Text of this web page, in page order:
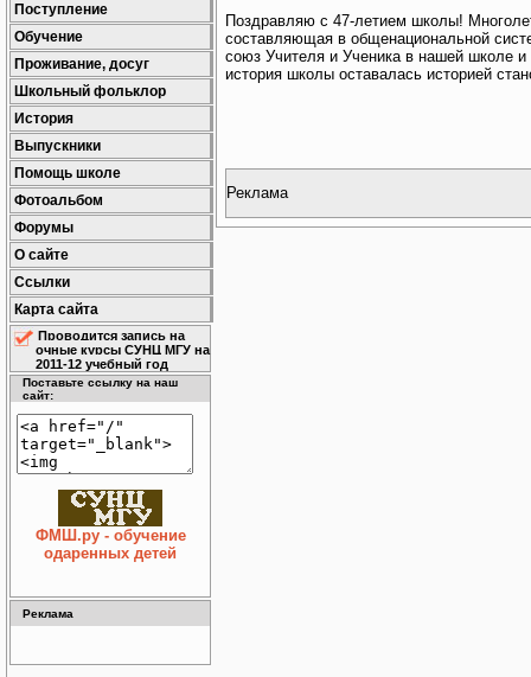
Поступление
Обучение
Проживание, досуг
Школьный фольклор
История
Выпускники
Помощь школе
Фотоальбом
Форумы
О сайте
Ссылки
Карта сайта
Проводится запись на
очные курсы СУНЦ МГУ на
2011-12 учебный год
Поставьте ссылку на наш
сайт:
ФМШ.ру - обучение
одаренных детей
Реклама
Поздравляю с 47-летием школы!
составляющая в общенациональной
союз Учителя и Ученика в нашей школе
история школы оставалась историей
Реклама